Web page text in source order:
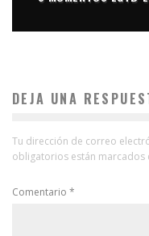
DEJA UNA
Tu dirección de correo
obligatorios están marcados
Comentario *